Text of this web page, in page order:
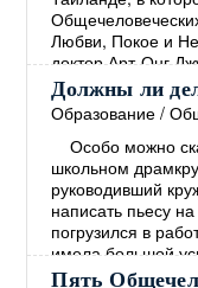
Любви, Покое и
доктор Арт-Онг
политиком и
является
20 лет. Вся
Должны ли
Образование /
Особо можно
школьном
руководивший
написать пьесу
погрузился в
имела большой
был мальчик,
Пять